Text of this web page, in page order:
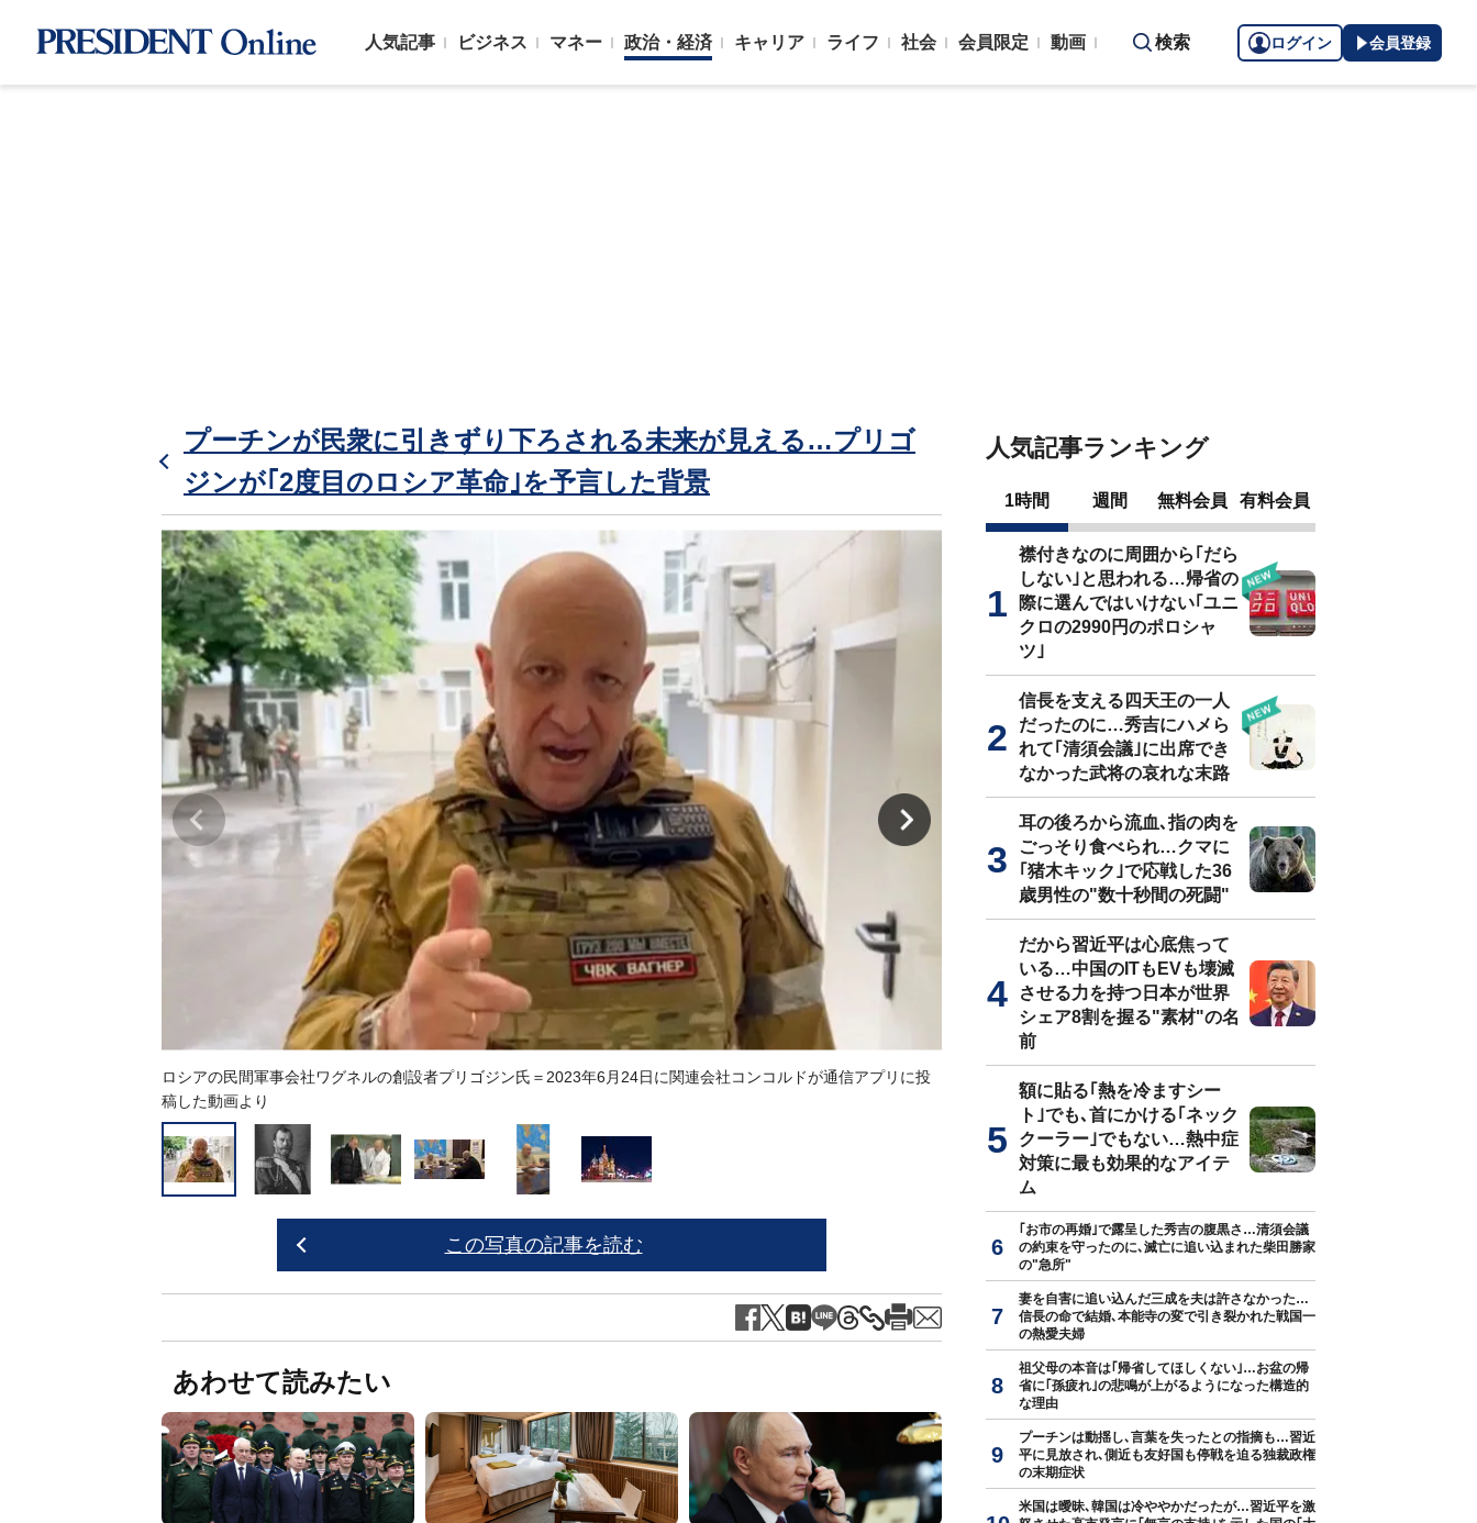
人気記事 ビジネス マネー 政治・経済 キャリア ライフ 社会 会員限定 動画 検索 ログイン 会員登録
プーチンが民衆に引きずり下ろされる未来が見える…プリゴ
ジンが｢2度目のロシア革命｣を予言した背景
ロシアの民間軍事会社ワグネルの創設者プリゴジン氏＝2023年6月24日に関連会社コンコルドが通信アプリに投
稿した動画より
この写真の記事を読む
あわせて読みたい
人気記事ランキング
1時間 週間 無料会員 有料会員
襟付きなのに周囲から｢だら
しない｣と思われる…帰省の
際に選んではいけない｢ユニ
クロの2990円のポロシャ
ツ｣
信長を支える四天王の一人
だったのに…秀吉にハメら
れて｢清須会議｣に出席でき
なかった武将の哀れな末路
耳の後ろから流血､指の肉を
ごっそり食べられ…クマに
｢猪木キック｣で応戦した36
歳男性の"数十秒間の死闘"
だから習近平は心底焦って
いる…中国のITもEVも壊滅
させる力を持つ日本が世界
シェア8割を握る"素材"の名
前
額に貼る｢熱を冷ますシー
ト｣でも､首にかける｢ネック
クーラー｣でもない…熱中症
対策に最も効果的なアイテ
ム
｢お市の再婚｣で露呈した秀吉の腹黒さ…清須会議
の約束を守ったのに､滅亡に追い込まれた柴田勝家
の"急所"
妻を自害に追い込んだ三成を夫は許さなかった…
信長の命で結婚､本能寺の変で引き裂かれた戦国一
の熱愛夫婦
祖父母の本音は｢帰省してほしくない｣…お盆の帰
省に｢孫疲れ｣の悲鳴が上がるようになった構造的
な理由
プーチンは動揺し､言葉を失ったとの指摘も…習近
平に見放され､側近も友好国も停戦を迫る独裁政権
の末期症状
米国は曖昧､韓国は冷ややかだったが…習近平を激